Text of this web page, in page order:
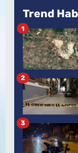
Trend
1
2
3